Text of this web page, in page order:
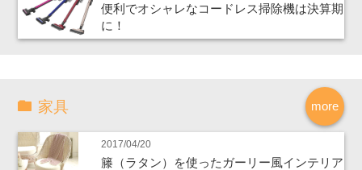
便利でオシャレなコードレス掃除機は決算期
に！
more
家具
2017/04/20
籐（ラタン）を使ったガーリー風インテリア